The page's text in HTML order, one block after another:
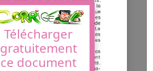
Télécharger
gratuitement
ce document